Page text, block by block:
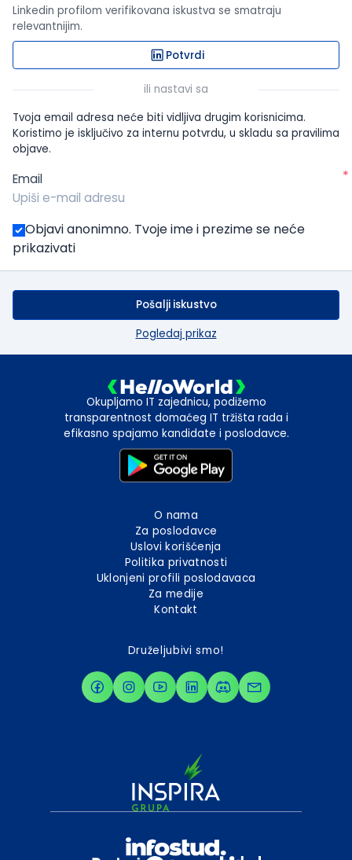
Linkedin profilom verifikovana iskustva se smatraju
relevantnijim.
Potvrdi
ili nastavi sa
Tvoja email adresa neće biti vidljiva drugim korisnicima.
Koristimo je isključivo za internu potvrdu, u skladu sa pravilima
objave.
Email *
Objavi anonimno. Tvoje ime i prezime se neće
prikazivati
Pošalji iskustvo
Pogledaj prikaz
Okupljamo IT zajednicu, podižemo
transparentnost domaćeg IT tržišta rada i
efikasno spajamo kandidate i poslodavce.
O nama
Za poslodavce
Uslovi korišćenja
Politika privatnosti
Uklonjeni profili poslodavaca
Za medije
Kontakt
Druželjubivi smo!